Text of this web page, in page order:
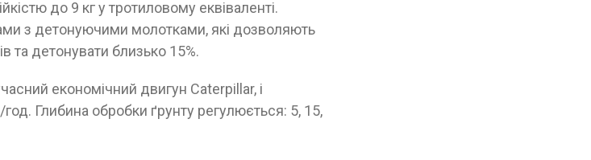
до 9 кг у тротиловому еквіваленті.
з детонуючими молотками, які дозволяють
та детонувати близько 15%.
економічний двигун Caterpillar, і
Глибина обробки ґрунту регулюється: 5, 15,